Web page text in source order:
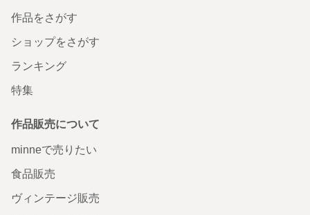
作品をさがす
ショップをさがす
ランキング
特集
作品販売について
minneで売りたい
食品販売
ヴィンテージ販売